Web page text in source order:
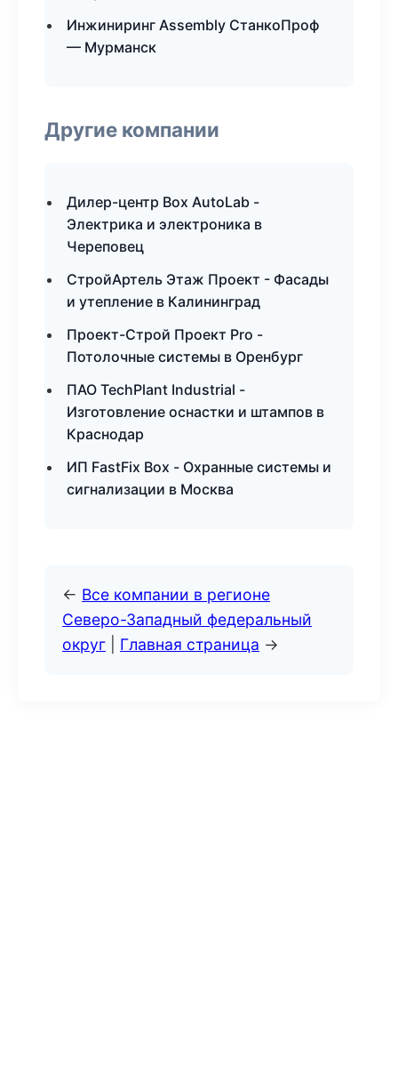
Инжиниринг Assembly СтанкоПроф
— Мурманск
Другие компании
Дилер-центр Box AutoLab -
Электрика и электроника в
Череповец
СтройАртель Этаж Проект - Фасады
и утепление в Калининград
Проект-Строй Проект Pro -
Потолочные системы в Оренбург
ПАО TechPlant Industrial -
Изготовление оснастки и штампов в
Краснодар
ИП FastFix Box - Охранные системы и
сигнализации в Москва
← Все компании в регионе
Северо-Западный федеральный
округ
Главная страница →